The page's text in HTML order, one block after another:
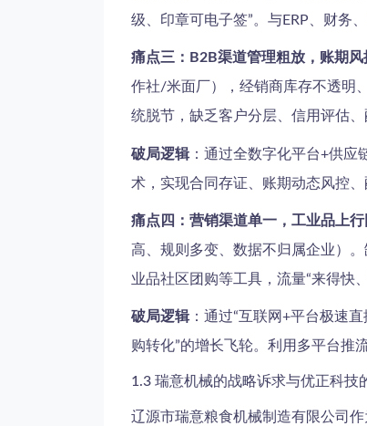
级、印章可电子签”。与ERP、财务
痛点三：B2B渠道管理粗放，账期
作社/米面厂），经销商库存不透明
统脱节，缺乏客户分层、信用评估
破局逻辑：通过全数字化平台+供应
术，实现合同存证、账期动态风控
痛点四：营销渠道单一，工业品上
高、规则多变、数据不归属企业）
业品社区团购等工具，流量“来得快
破局逻辑：通过“互联网+平台极速
购转化”的增长飞轮。利用多平台推
1.3 瑞意机械的战略诉求与优正科技
辽源市瑞意粮食机械制造有限公司